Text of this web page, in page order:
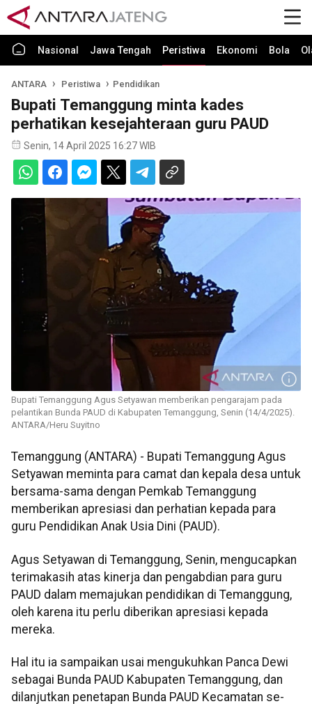
Nasional Jawa Tengah Peristiwa Ekonomi Bola
ANTARA Peristiwa Pendidikan
Bupati Temanggung minta kades
perhatikan kesejahteraan guru PAUD
Senin, 14 April 2025 16:27 WIB
Bupati Temanggung Agus Setyawan memberikan pengarajam pada
pelantikan Bunda PAUD di Kabupaten Temanggung, Senin (14/4/2025).
ANTARA/Heru Suyitno
Temanggung (ANTARA) - Bupati Temanggung Agus
Setyawan meminta para camat dan kepala desa untuk
bersama-sama dengan Pemkab Temanggung
memberikan apresiasi dan perhatian kepada para
guru Pendidikan Anak Usia Dini (PAUD).
Agus Setyawan di Temanggung, Senin, mengucapkan
terimakasih atas kinerja dan pengabdian para guru
PAUD dalam memajukan pendidikan di Temanggung,
oleh karena itu perlu diberikan apresiasi kepada
mereka.
Hal itu ia sampaikan usai mengukuhkan Panca Dewi
sebagai Bunda PAUD Kabupaten Temanggung, dan
dilanjutkan penetapan Bunda PAUD Kecamatan se-